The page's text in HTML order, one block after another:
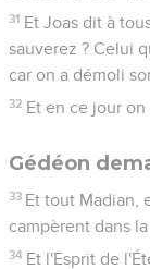
31 Et Joas dit à
sauverez ? Celui
car on a démoli
32 Et en ce jour
Gédéon
33 Et tout Madian,
campèrent dans
34 Et l'Esprit de